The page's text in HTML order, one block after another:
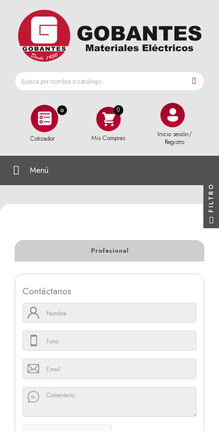
0
Cotizador Mis Compras
Inicio sesión/
Registro
Menú
Profesional
Contáctanos
FILTRO